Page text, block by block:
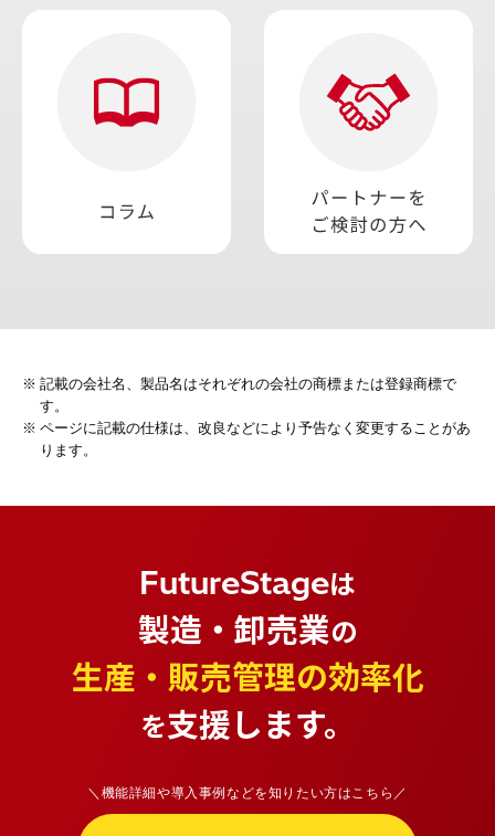
記載の会社名、製品名はそれぞれの会社の商標または登録商標で
す。
ページに記載の仕様は、改良などにより予告なく変更することがあ
ります。
FutureStageは
製造・卸売業の
生産・販売管理の効率化
を支援します。
＼機能詳細や導入事例などを知りたい方はこちら／